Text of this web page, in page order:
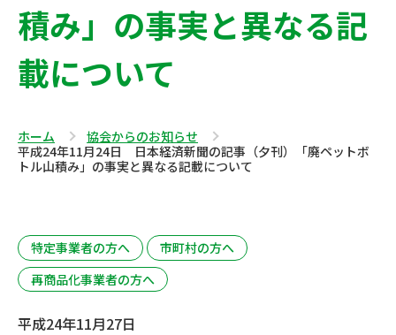
積み」の事実と異なる記
載について
ホーム
協会からのお知らせ
平成24年11月24日 日本経済新聞の記事（夕刊）「廃ペットボ
トル山積み」の事実と異なる記載について
特定事業者の方へ
市町村の方へ
再商品化事業者の方へ
平成24年11月27日